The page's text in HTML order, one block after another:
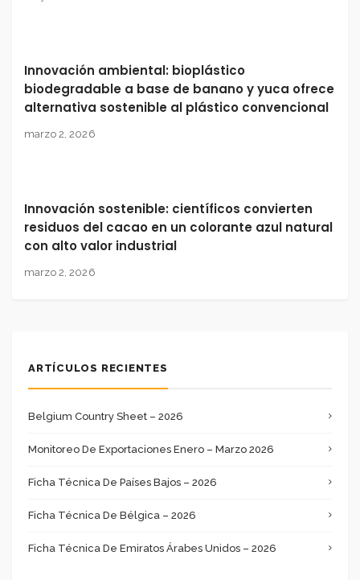
Innovación ambiental: bioplástico
biodegradable a base de banano y yuca ofrece
alternativa sostenible al plástico convencional
marzo 2, 2026
Innovación sostenible: científicos convierten
residuos del cacao en un colorante azul natural
con alto valor industrial
marzo 2, 2026
ARTÍCULOS RECIENTES
Belgium Country Sheet – 2026
Monitoreo De Exportaciones Enero – Marzo 2026
Ficha Técnica De Países Bajos – 2026
Ficha Técnica De Bélgica – 2026
Ficha Técnica De Emiratos Árabes Unidos – 2026